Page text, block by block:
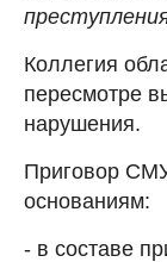
Коллегия
пересмотре
нарушения.
Приговор
основаниям:
- в составе